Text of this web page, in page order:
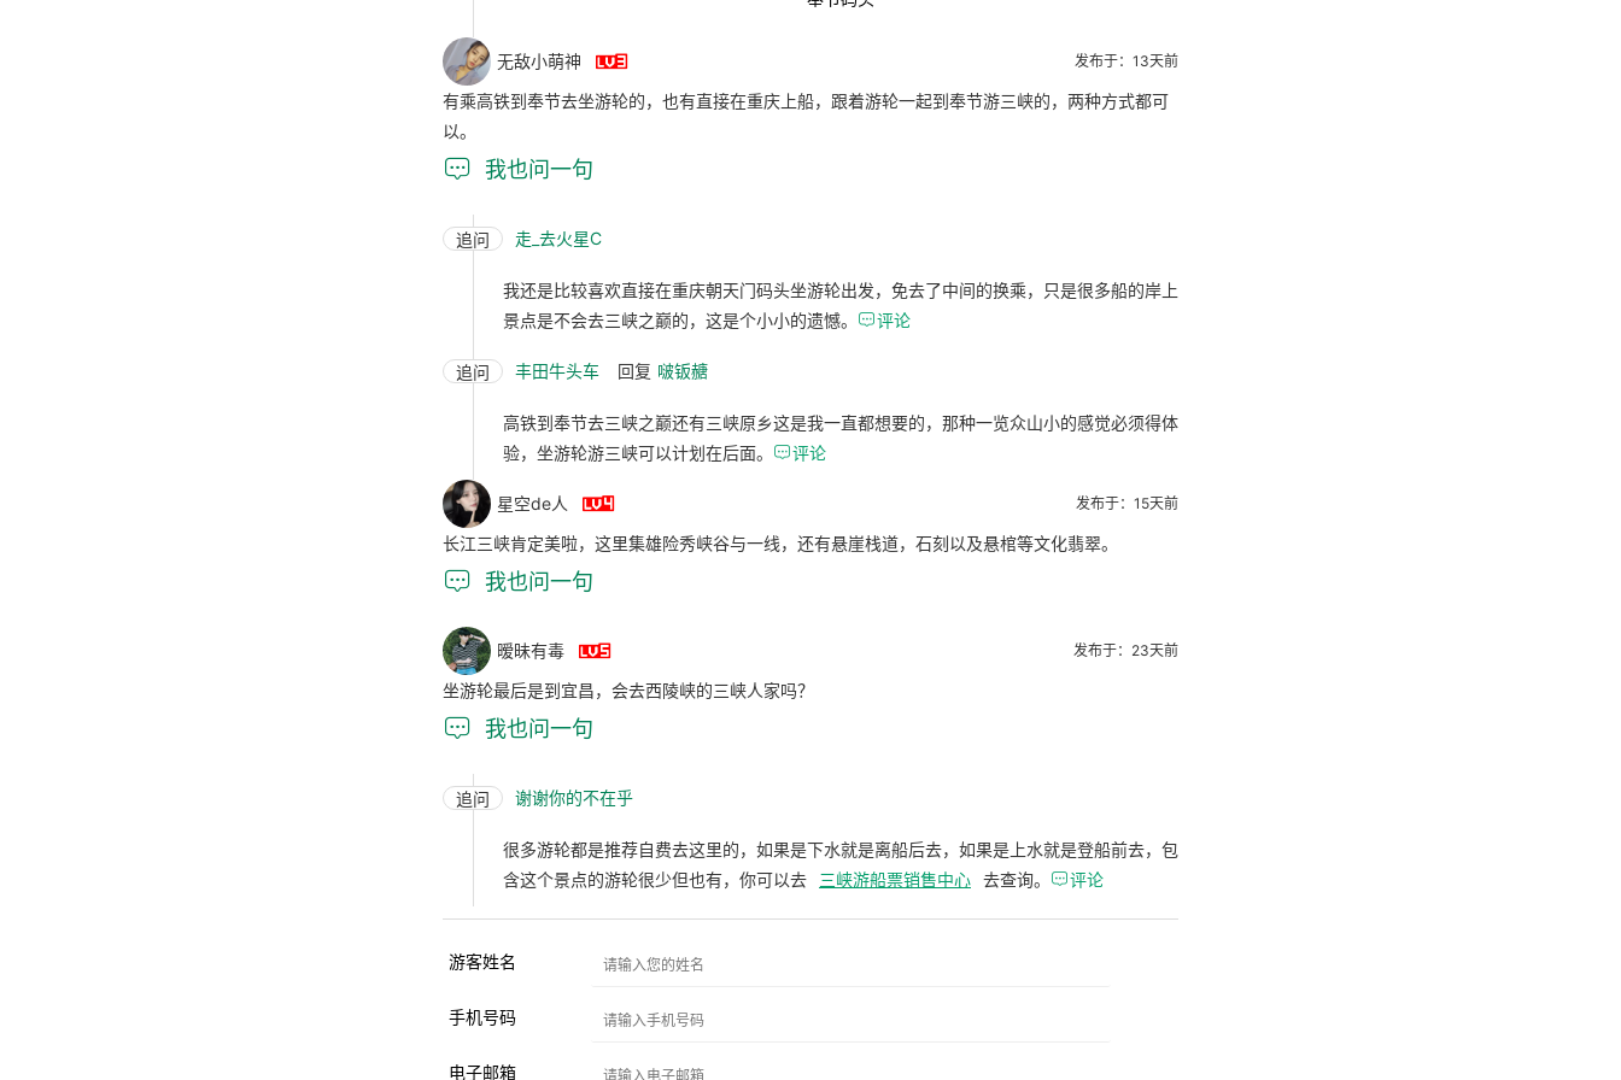
无敌小萌神  发布于：13天前
有乘高铁到奉节去坐游轮的，也有直接在重庆上船，跟着游轮一起到奉节游三峡的，两种方式都可
以。
 我也问一句
追问 走_去火星C
我还是比较喜欢直接在重庆朝天门码头坐游轮出发，免去了中间的换乘，只是很多船的岸上
景点是不会去三峡之巅的，这是个小小的遗憾。 评论
追问 丰田牛头车 回复 啵钣赯
高铁到奉节去三峡之巅还有三峡原乡这是我一直都想要的，那种一览众山小的感觉必须得体
验，坐游轮游三峡可以计划在后面。 评论
星空de人  发布于：15天前
长江三峡肯定美啦，这里集雄险秀峡谷与一线，还有悬崖栈道，石刻以及悬棺等文化翡翠。
 我也问一句
暧昧有毒  发布于：23天前
坐游轮最后是到宜昌，会去西陵峡的三峡人家吗？
 我也问一句
追问 谢谢你的不在乎
很多游轮都是推荐自费去这里的，如果是下水就是离船后去，如果是上水就是登船前去，包
含这个景点的游轮很少但也有，你可以去
三峡游船票销售中心 去查询。 评论
游客姓名
手机号码
电子邮箱